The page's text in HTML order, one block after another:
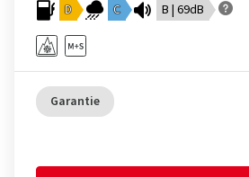
D C B | 69dB
Garantie